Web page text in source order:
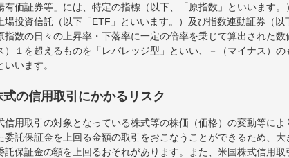
価証券等」には、特定の指標（以下、「原指数」といいます
場投資信託（以下「ETF」といいます。）及び指数連動証券（
指数の日々の上昇率・下落率に一定の倍率を乗じて算出された
）１を超えるものを「レバレッジ型」といい、－（マイナス）
いいます。
式の信用取引にかかるリスク
信用取引の対象となっている株式等の株価（価格）の変動等に
委託保証金を上回る金額の取引をおこなうことができるため、
託保証金の額を上回るおそれがあります。また、米国株式信用